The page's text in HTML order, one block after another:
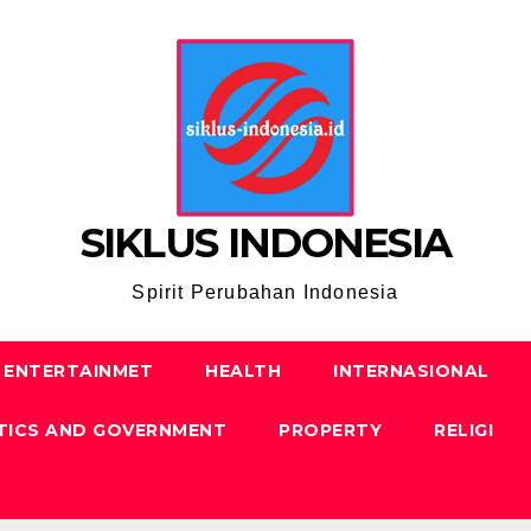
SIKLUS INDONESIA
Spirit Perubahan Indonesia
ENTERTAINMET HEALTH INTERNASIONAL
AND GOVERNMENT PROPERTY RELIGI